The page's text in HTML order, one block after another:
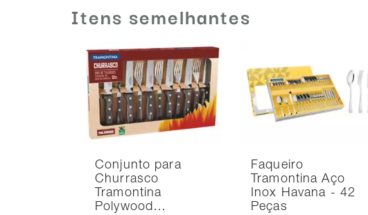
Itens semelhantes
Conjunto para
Churrasco
Tramontina
Polywood…
Faqueiro
Tramontina Aço
Inox Havana - 42
Peças